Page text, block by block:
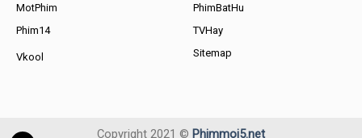
MotPhim
Phim14
Vkool
PhimBatHu
TVHay
Sitemap
Copyright 2021 © Phimmoi5.net